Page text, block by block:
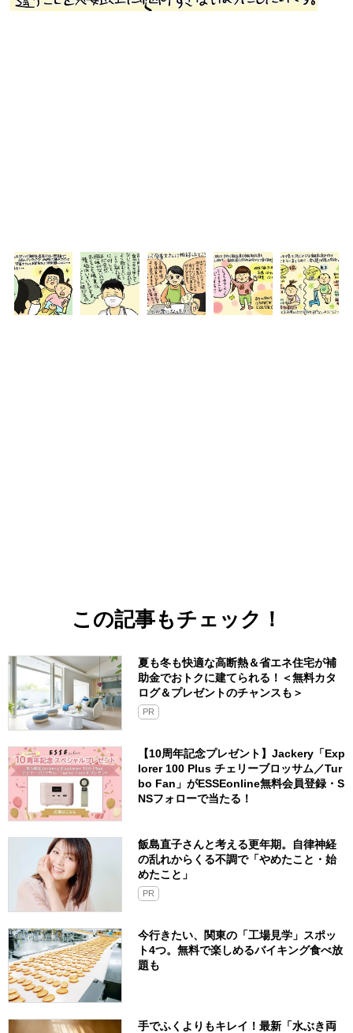
この記事もチェック！
夏も冬も快適な高断熱＆省エネ住宅が補
助金でおトクに建てられる！＜無料カタ
ログ＆プレゼントのチャンスも＞
PR
【10周年記念プレゼント】Jackery「Exp
lorer 100 Plus チェリーブロッサム／Tur
bo Fan」がESSEonline無料会員登録・S
NSフォローで当たる！
飯島直子さんと考える更年期。自律神経
の乱れからくる不調で「やめたこと・始
めたこと」
PR
今行きたい、関東の「工場見学」スポッ
ト4つ。無料で楽しめるバイキング食べ放
題も
手でふくよりもキレイ！最新「水ぶき両